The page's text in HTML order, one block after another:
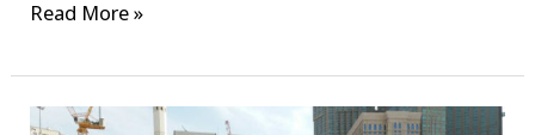
Read More »
Paket